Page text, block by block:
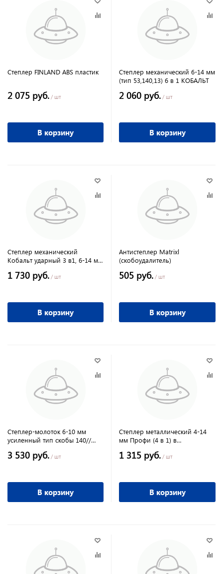
Степлер FINLAND ABS пластик
2 075 руб. / шт
В корзину
Степлер механический 6-14 мм
(тип 53,140,13) 6 в 1 КОБАЛЬТ
2 060 руб. / шт
В корзину
Степлер механический
Кобальт ударный 3 в1, 6-14 мм
1 730 руб. / шт
В корзину
Антистеплер Matrixl
(скобоудалитель)
505 руб. / шт
В корзину
Степлер-молоток 6-10 мм
усиленный тип скобы 140//
3 530 руб. / шт
В корзину
Степлер металлический 4-14
мм Профи (4 в 1) в
1 315 руб. / шт
В корзину